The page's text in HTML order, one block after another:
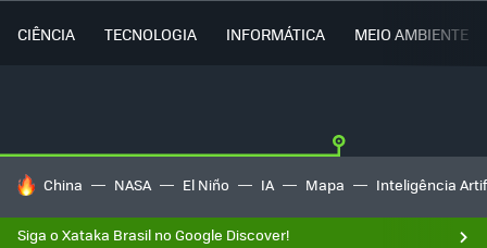
CIÊNCIA TECNOLOGIA INFORMÁTICA MEIO AMBIENTE
TENDÊNCIAS DO DIA
China NASA El Niño IA Mapa Inteligência
Siga o Xataka Brasil no Google Discover!